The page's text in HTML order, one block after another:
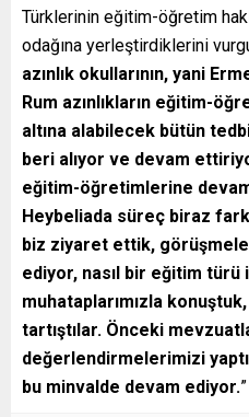
Türklerinin eğitim-öğretim
odağına yerleştirdiklerini
azınlık okullarının, yani
Rum azınlıkların eğitim-
altına alabilecek bütün
beri alıyor ve devam
eğitim-öğretimlerine
Heybeliada süreç biraz
biz ziyaret ettik,
ediyor, nasıl bir eğitim
muhataplarımızla
tartıştılar. Önceki
değerlendirmelerimizi
bu minvalde devam ediyor.